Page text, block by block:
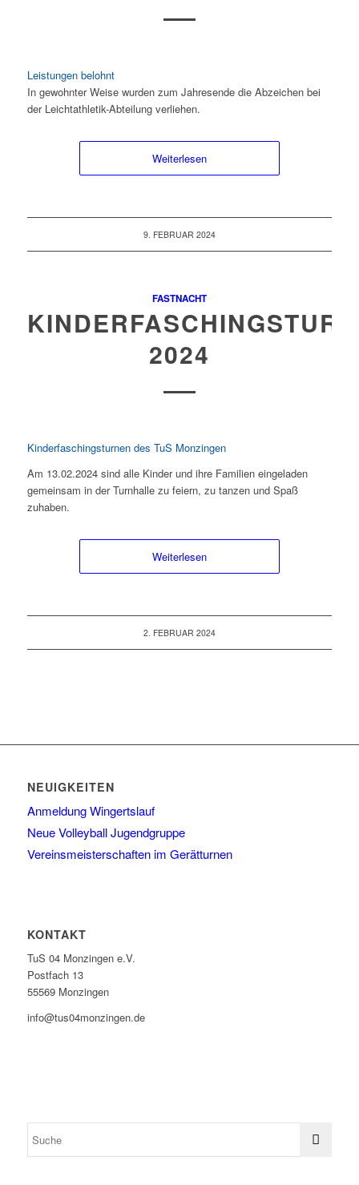
Leistungen belohnt
In gewohnter Weise wurden zum Jahresende die Abzeichen bei
der Leichtathletik-Abteilung verliehen.
Weiterlesen
9. FEBRUAR 2024
FASTNACHT
2024
Kinderfaschingsturnen des TuS Monzingen
Am 13.02.2024 sind alle Kinder und ihre Familien eingeladen
gemeinsam in der Turnhalle zu feiern, zu tanzen und Spaß
zuhaben.
Weiterlesen
2. FEBRUAR 2024
NEUIGKEITEN
Anmeldung Wingertslauf
Neue Volleyball Jugendgruppe
Vereinsmeisterschaften im Gerätturnen
KONTAKT
TuS 04 Monzingen e.V.
Postfach 13
55569 Monzingen
info@tus04monzingen.de